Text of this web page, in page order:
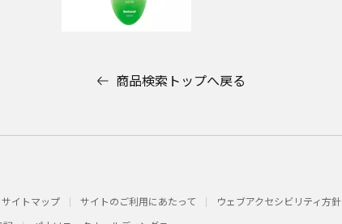
商品検索トップへ戻る
サイトマップ サイトのご利用にあたって ウェブアクセシビリティ方針